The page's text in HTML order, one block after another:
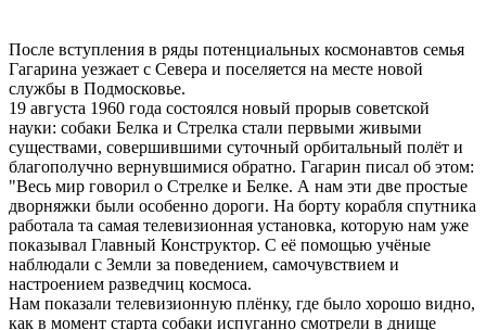
После вступления в ряды потенциальных космонавтов семья
Гагарина уезжает с Севера и поселяется на месте новой
службы в Подмосковье.
19 августа 1960 года состоялся новый прорыв советской
науки: собаки Белка и Стрелка стали первыми живыми
существами, совершившими суточный орбитальный полёт и
благополучно вернувшимися обратно. Гагарин писал об этом:
"Весь мир говорил о Стрелке и Белке. А нам эти две простые
дворняжки были особенно дороги. На борту корабля спутника
работала та самая телевизионная установка, которую нам уже
показывал Главный Конструктор. С её помощью учёные
наблюдали с Земли за поведением, самочувствием и
настроением разведчиц космоса.
Нам показали телевизионную плёнку, где было хорошо видно,
как в момент старта собаки испуганно смотрели в днище